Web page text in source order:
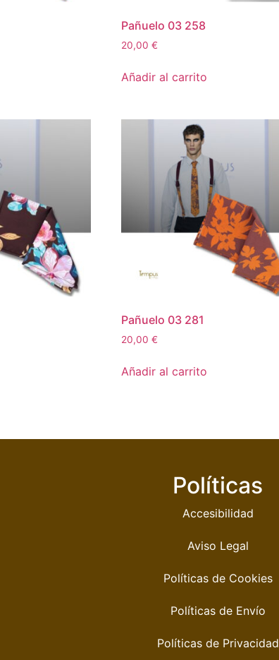
Pañuelo 03 258
20,00€
Añadir al carrito
Pañuelo 03 281
20,00€
Añadir al carrito
Políticas
Accesibilidad
Aviso Legal
Políticas de Cookies
Políticas de Envío
Políticas de Privacidad